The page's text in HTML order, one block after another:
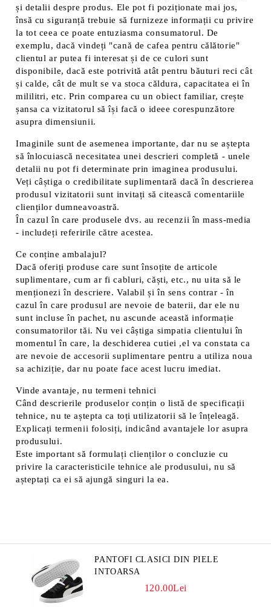
și detalii despre produs. Ele pot fi poziționate mai jos,
însă cu siguranță trebuie să furnizeze informații cu privire
la tot ceea ce poate entuziasma consumatorul. De
exemplu, dacă vindeți "cană de cafea pentru călătorie"
clientul ar putea fi interesat și de ce culori sunt
disponibile, dacă este potrivită atât pentru băuturi reci cât
și calde, cât de mult se va stoca căldura, capacitatea ei în
mililitri, etc. Prin comparea cu un obiect familiar, crește
șansa ca vizitatorul să își facă o ideee corespunzătore
asupra dimensiunii.
Imaginile sunt de asemenea importante, dar nu se aștepta
să înlocuiască necesitatea unei descrieri completă - unele
detalii nu pot fi determinate prin imaginea produsului.
Veți câștiga o credibilitate suplimentară dacă în descrierea
produsul vizitatorii sunt invitați să citească comentariile
clienților dumneavoastră.
În cazul în care produsele dvs. au recenzii în mass-media
- includeți referirile către acestea.
Ce conține ambalajul?
Dacă oferiți produse care sunt însoțite de articole
suplimentare, cum ar fi cabluri, căști, etc., nu uita să le
menționezi în descriere. Valabil și în sens contrar - în
cazul în care produsul are nevoie de baterii, dar ele nu
sunt incluse în pachet, nu ascunde această informație
consumatorilor tăi. Nu vei câștiga simpatia clientului în
momentul în care, la deschiderea cutiei ,el va constata ca
are nevoie de accesorii suplimentare pentru a utiliza noua
sa achiziție, dar nu poate face acest lucru imediat.
Vinde avantaje, nu termeni tehnici
Când descrierile produselor conțin o listă de specificații
tehnice, nu te aștepta ca toți utilizatorii să le înțeleagă.
Explicați termenii folosiți, indicând avantajele lor asupra
produsului.
Este important să formulați clienților o concluzie cu
privire la caracteristicile tehnice ale produsului, nu să
așteptați ca ei să ajungă singuri la ea.
PANTOFI CLASICI DIN PIELE
INTOARSA
120.00Lei